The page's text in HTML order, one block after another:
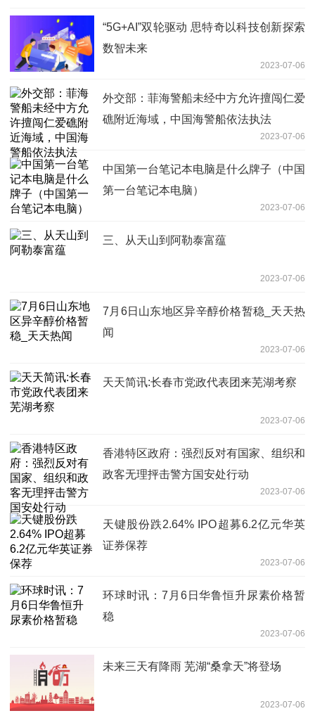
“5G+AI”双轮驱动 思特奇以科技创新探索
数智未来
2023-07-06
外交部：菲海警船未经中方允许擅闯仁爱
礁附近海域，中国海警船依法执法
2023-07-06
中国第一台笔记本电脑是什么牌子（中国
第一台笔记本电脑）
2023-07-06
三、从天山到阿勒泰富蕴
2023-07-06
7月6日山东地区异辛醇价格暂稳_天天热
闻
2023-07-06
天天简讯:长春市党政代表团来芜湖考察
2023-07-06
香港特区政府：强烈反对有国家、组织和
政客无理抨击警方国安处行动
2023-07-06
天键股份跌2.64% IPO超募6.2亿元华英
证券保荐
2023-07-06
环球时讯：7月6日华鲁恒升尿素价格暂
稳
2023-07-06
未来三天有降雨 芜湖“桑拿天”将登场
2023-07-06